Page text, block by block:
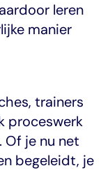
leren
manier
trainers
proceswerk
Of je nu net
begeleidt, je